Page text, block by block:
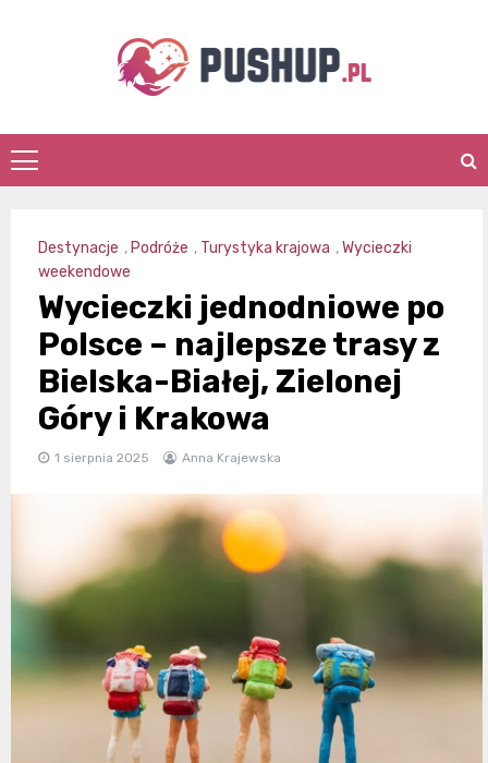
pushup.pl
Destynacje , Podróże , Turystyka krajowa ,Wycieczki
weekendowe
Wycieczki jednodniowe po
Polsce – najlepsze trasy z
Bielska-Białej, Zielonej
Góry i Krakowa
1 sierpnia 2025 Anna Krajewska